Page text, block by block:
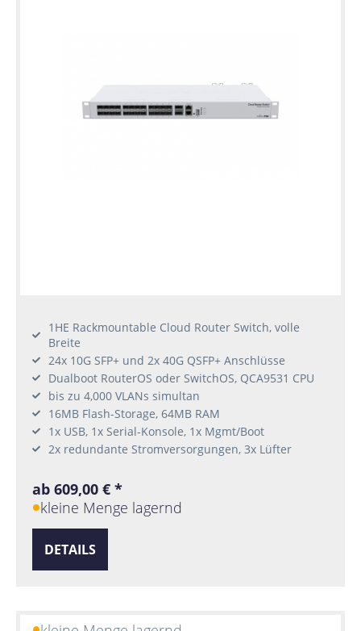
1HE Rackmountable Cloud Router Switch, volle
Breite
24x 10G SFP+ und 2x 40G QSFP+ Anschlüsse
Dualboot RouterOS oder SwitchOS, QCA9531 CPU
bis zu 4,000 VLANs simultan
16MB Flash-Storage, 64MB RAM
1x USB, 1x Serial-Konsole, 1x Mgmt/Boot
2x redundante Stromversorgungen, 3x Lüfter
ab 609,00 € *
kleine Menge lagernd
DETAILS